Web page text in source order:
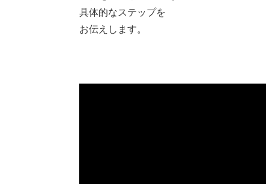
具体的なステップを
お伝えします。